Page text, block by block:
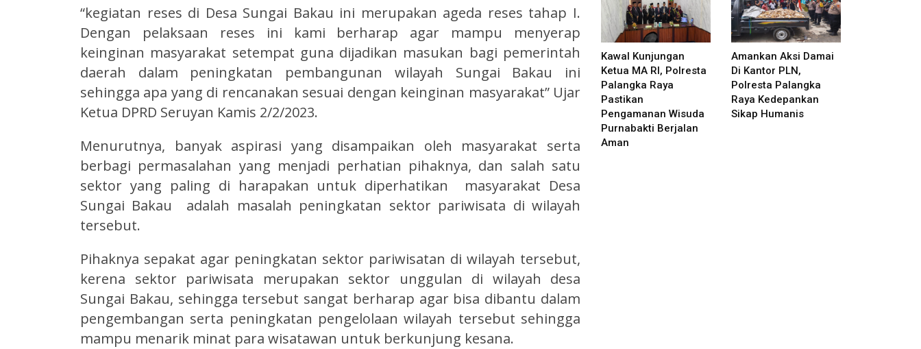
“kegiatan reses di Desa Sungai Bakau ini merupakan ageda reses tahap I.
Dengan pelaksaan reses ini kami berharap agar mampu menyerap
keinginan masyarakat setempat guna dijadikan masukan bagi pemerintah
daerah dalam peningkatan pembangunan wilayah Sungai Bakau ini
sehingga apa yang di rencanakan sesuai dengan keinginan masyarakat” Ujar
Ketua DPRD Seruyan Kamis 2/2/2023.
Menurutnya, banyak aspirasi yang disampaikan oleh masyarakat serta
berbagi permasalahan yang menjadi perhatian pihaknya, dan salah satu
sektor yang paling di harapakan untuk diperhatikan masyarakat Desa
Sungai Bakau adalah masalah peningkatan sektor pariwisata di wilayah
tersebut.
Pihaknya sepakat agar peningkatan sektor pariwisatan di wilayah tersebut,
kerena sektor pariwisata merupakan sektor unggulan di wilayah desa
Sungai Bakau, sehingga tersebut sangat berharap agar bisa dibantu dalam
pengembangan serta peningkatan pengelolaan wilayah tersebut sehingga
mampu menarik minat para wisatawan untuk berkunjung kesana.
Kawal Kunjungan
Ketua MA RI, Polresta
Palangka Raya
Pastikan
Pengamanan Wisuda
Purnabakti Berjalan
Aman
Amankan Aksi Damai
Di Kantor PLN,
Polresta Palangka
Raya Kedepankan
Sikap Humanis